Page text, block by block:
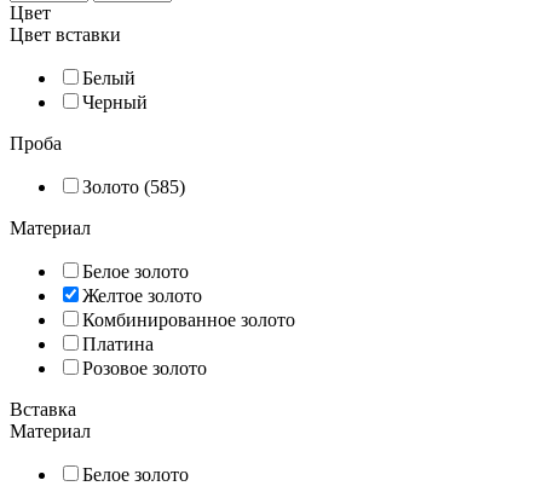
Цвет
Цвет вставки
Белый
Черный
Проба
Золото (585)
Материал
Белое золото
Желтое золото
Комбинированное золото
Платина
Розовое золото
Вставка
Материал
Белое золото